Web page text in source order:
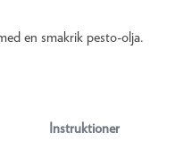
en smakrik pesto-olja.
Instruktioner